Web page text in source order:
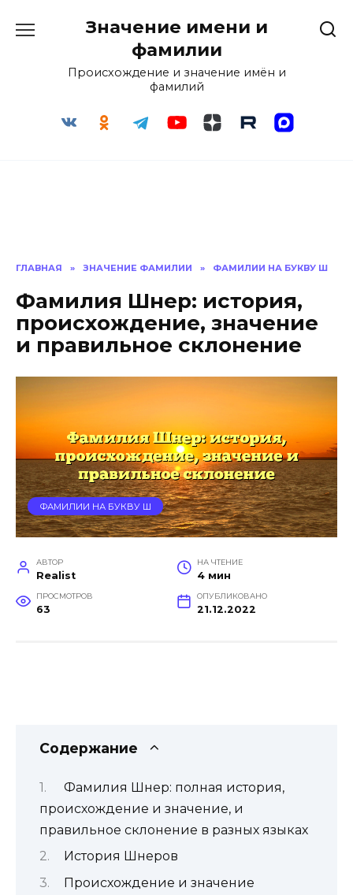
Значение имени и
фамилии
Происхождение и значение имён и
фамилий
ГЛАВНАЯ » ЗНАЧЕНИЕ ФАМИЛИИ » ФАМИЛИИ НА БУКВУ Ш
Фамилия Шнер: история,
происхождение, значение
и правильное склонение
ФАМИЛИИ НА БУКВУ Ш
АВТОР
Realist
НА ЧТЕНИЕ
4 мин
ПРОСМОТРОВ
63
ОПУБЛИКОВАНО
21.12.2022
Содержание
Фамилия Шнер: полная история,
происхождение и значение, и
правильное склонение в разных языках
История Шнеров
Происхождение и значение